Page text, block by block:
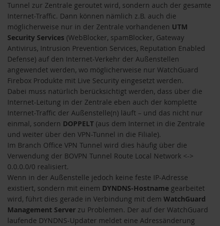
Tunnel zur Zentrale geroutet wird, sondern auch der gesamte
Internet-Traffic. Dann können nämlich z.B. auch die
möglicherweise nur in der Zentrale vorhandenen UTM
Security Services (WebBlocker, spamBlocker, Gateway
Antivirus, Intrusion Prevention Services, Reputation Enabled
Defense) auf den Internet-Verkehr der Außenstellen
angewendet werden, wo möglicherweise nur WatchGuard
Firebox Produkte mit Live Security eingesetzt werden.
Dabei muss natürlich berücksichtigt werden, dass über die
Internet-Leitung in der Zentrale eben auch der komplette
Internet-Traffic der Außenstelle(n) läuft – und das nicht nur
einmal, sondern DOPPELT (aus dem Internet in die Zentrale
und weiter über den VPN-Tunnel in die Filiale).
Im Branch Office VPN Tunnel wird dies häufig über die
Verwendung der BOVPN Tunnel Route Local Network <->
0.0.0.0/0 realisiert.
Wenn in der Außenstelle jedoch keine feste IP-Adresse
existiert, sondern mit einem DYNDNS-Hostname gearbeitet
wird, führt dies gerade in Verbindung mit dem WatchGuard
Management Server zu Problemen. Der auf der WatchGuard
laufende DYNDNS-Updater meldet eine Adressänderung